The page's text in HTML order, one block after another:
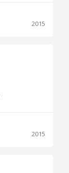
2015
2015